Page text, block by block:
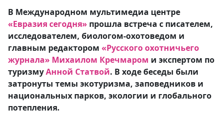
В Международном мультимедиа центре
«Евразия сегодня» прошла встреча с писателем,
исследователем, биологом-охотоведом и
главным редактором «Русского охотничьего
журнала» Михаилом Кречмаром и экспертом по
туризмуАнной Статвой. В ходе беседы были
затронуты темы экотуризма, заповедников и
национальных парков, экологии и глобального
потепления.